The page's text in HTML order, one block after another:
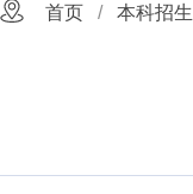
首页 本科招生